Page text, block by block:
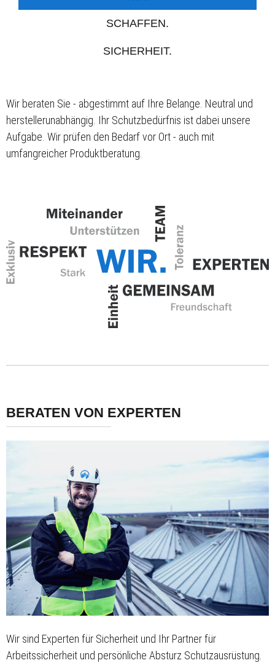
SCHAFFEN.
SICHERHEIT.
Wir beraten Sie - abgestimmt auf Ihre Belange. Neutral und
herstellerunabhängig. Ihr Schutzbedürfnis ist dabei unsere
Aufgabe. Wir prüfen den Bedarf vor Ort - auch mit
umfangreicher Produktberatung.
BERATEN VON EXPERTEN
Wir sind Experten für Sicherheit und Ihr Partner für
Arbeitssicherheit und persönliche Absturz Schutzausrüstung.